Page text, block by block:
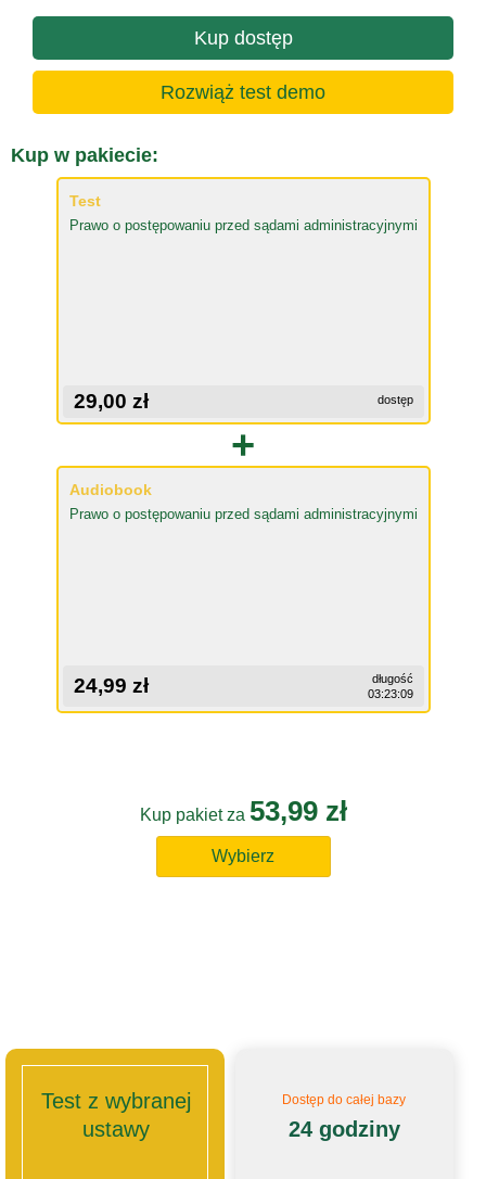
Kup dostęp
Rozwiąż test demo
Kup w pakiecie:
Test
Prawo o postępowaniu przed sądami administracyjnymi
29,00 zł dostęp
+
Audiobook
Prawo o postępowaniu przed sądami administracyjnymi
24,99 zł
długość
03:23:09
Kup pakiet za 53,99 zł
Wybierz
Test z wybranej
ustawy
Dostęp do całej bazy
24 godziny